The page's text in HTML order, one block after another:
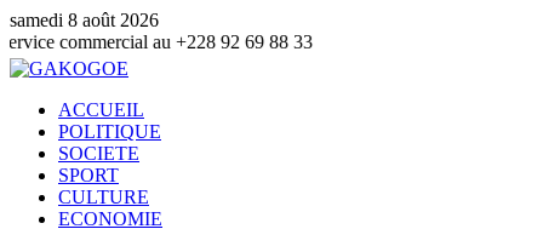
samedi 8 août 2026
au +228 92 69 88 33
ACCUEIL
POLITIQUE
SOCIETE
SPORT
CULTURE
ECONOMIE